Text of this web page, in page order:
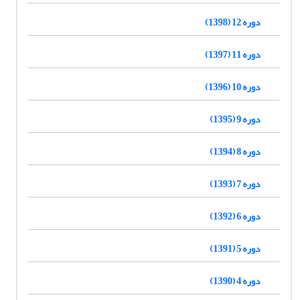
دوره 12 (1398)
دوره 11 (1397)
دوره 10 (1396)
دوره 9 (1395)
دوره 8 (1394)
دوره 7 (1393)
دوره 6 (1392)
دوره 5 (1391)
دوره 4 (1390)